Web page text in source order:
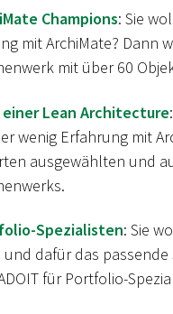
Champions: Sie
mit ArchiMate? Dann
mit über 60
einer Lean Architecture
wenig Erfahrung mit
ausgewählten und
Spezialisten: Sie
und dafür das
für Portfolio-